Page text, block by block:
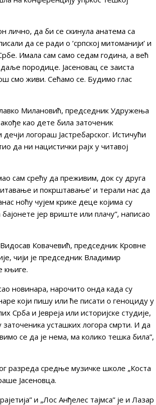
лично, да би се скинула анатема са
да се ради о ’српској митоманији’ и
Имала сам само седам година, а већ
породице. Јасеновац се заиста
смо живи. Сећамо се. Будимо глас
Милановић, председник Удружења
као дете била заточеник
логораш Јастребарског. Истичући
да ни нацистички рајх у читавој
сам срећу да преживим, док су друга
и покрштавање’ и терали нас да
ноћу чујем крике деце којима су
јер вриште или плачу”, написао
Ковачевић, председник Кровне
чији је председник Владимир
књиге.
новинара, нарочито онда када су
који пишу или ће писати о геноциду у
и Јевреја или историјске студије,
усташких логора смрти. И да
се да је нема, ма колико тешка била”,
разреда средње музичке школе „Коста
Јасеновца.
и „Лос Анђелес тајмса” је и Лазар